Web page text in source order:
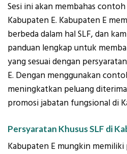
Sesi ini akan membahas
Kabupaten E. Kabupaten E
berbeda dalam hal SLF, dan
panduan lengkap untuk
yang sesuai dengan
E. Dengan menggunakan
meningkatkan peluang
promosi jabatan fungsional di
Persyaratan Khusus SLF di
Kabupaten E mungkin